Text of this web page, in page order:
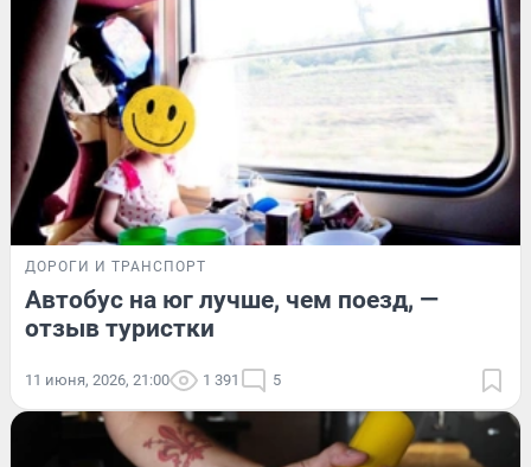
ДОРОГИ И ТРАНСПОРТ
Автобус на юг лучше, чем поезд, —
отзыв туристки
11 июня, 2026, 21:00 1 391 5